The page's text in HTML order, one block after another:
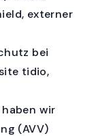
externer
bei
tidio,
wir
(AVV)